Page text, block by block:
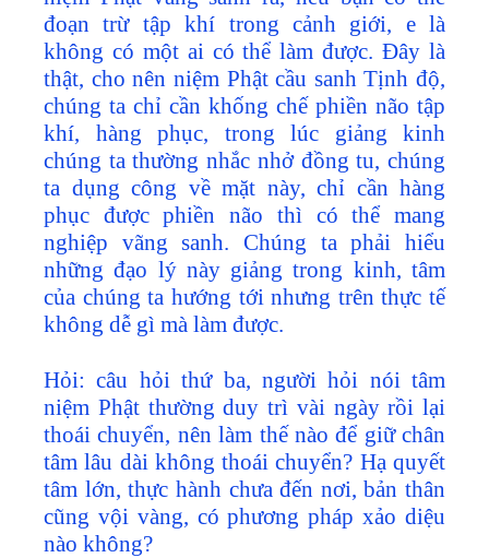
đoạn trừ tập khí trong cảnh giới, e là
không có một ai có thể làm được. Đây là
thật, cho nên niệm Phật cầu sanh Tịnh độ,
chúng ta chỉ cần khống chế phiền não tập
khí, hàng phục, trong lúc giảng kinh
chúng ta thường nhắc nhở đồng tu, chúng
ta dụng công về mặt này, chỉ cần hàng
phục được phiền não thì có thể mang
nghiệp vãng sanh. Chúng ta phải hiểu
những đạo lý này giảng trong kinh, tâm
của chúng ta hướng tới nhưng trên thực tế
không dễ gì mà làm được.
Hỏi: câu hỏi thứ ba, người hỏi nói tâm
niệm Phật thường duy trì vài ngày rồi lại
thoái chuyển, nên làm thế nào để giữ chân
tâm lâu dài không thoái chuyển? Hạ quyết
tâm lớn, thực hành chưa đến nơi, bản thân
cũng vội vàng, có phương pháp xảo diệu
nào không?